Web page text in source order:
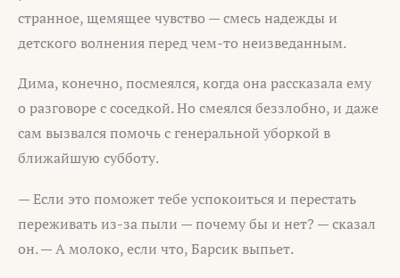
странное, щемящее чувство — смесь надежды и
детского волнения перед чем-то неизведанным.
Дима, конечно, посмеялся, когда она рассказала ему
о разговоре с соседкой. Но смеялся беззлобно, и даже
сам вызвался помочь с генеральной уборкой в
ближайшую субботу.
— Если это поможет тебе успокоиться и перестать
переживать из-за пыли — почему бы и нет? — сказал
он. — А молоко, если что, Барсик выпьет.